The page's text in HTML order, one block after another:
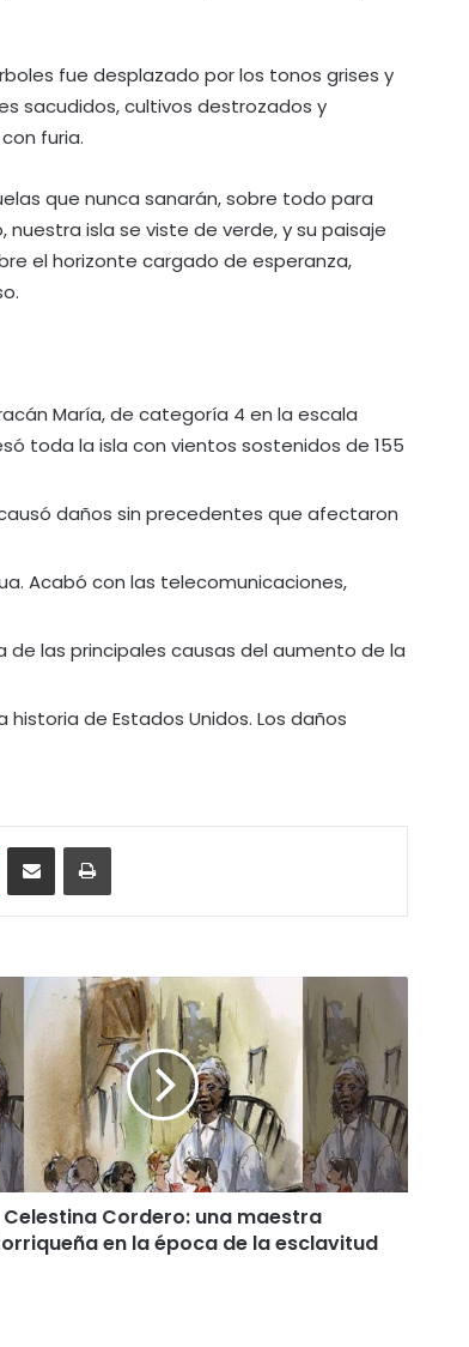
fue desplazado por los tonos grises y
sacudidos, cultivos destrozados y
furia.
que nunca sanarán, sobre todo para
isla se viste de verde, y su paisaje
el horizonte cargado de esperanza,
María, de categoría 4 en la escala
toda la isla con vientos sostenidos de 155
daños sin precedentes que afectaron
Acabó con las telecomunicaciones,
las principales causas del aumento de la
de Estados Unidos. Los daños
Share via Email Print
Celestina Cordero: una maestra
en la época de la esclavitud